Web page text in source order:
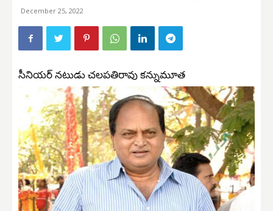
December 25, 2022
సీనియర్ నటుడు చలపతిరావు కన్నుమూత